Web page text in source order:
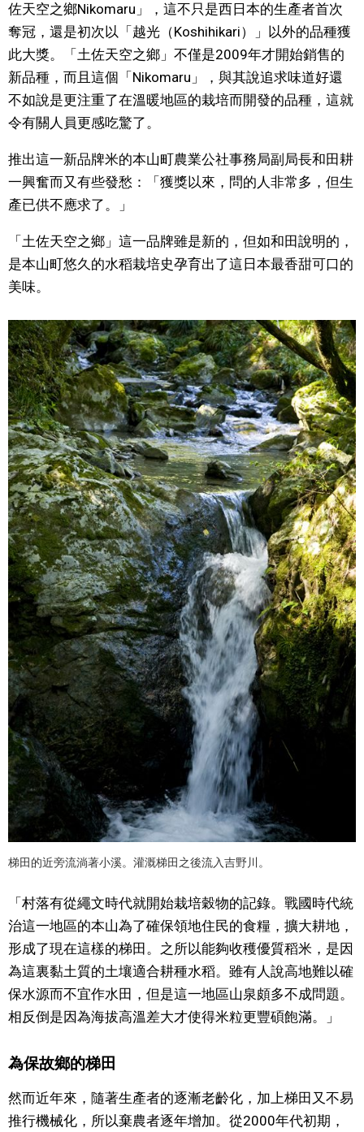
佐天空之鄉Nikomaru」，這不只是西日本的生產者首次
奪冠，還是初次以「越光（Koshihikari）」以外的品種獲
此大獎。「土佐天空之鄉」不僅是2009年才開始銷售的
新品種，而且這個「Nikomaru」，與其說追求味道好還
不如說是更注重了在溫暖地區的栽培而開發的品種，這就
令有關人員更感吃驚了。
推出這一新品牌米的本山町農業公社事務局副局長和田耕
一興奮而又有些發愁：「獲獎以來，問的人非常多，但生
產已供不應求了。」
「土佐天空之鄉」這一品牌雖是新的，但如和田說明的，
是本山町悠久的水稻栽培史孕育出了這日本最香甜可口的
美味。
梯田的近旁流淌著小溪。灌溉梯田之後流入吉野川。
「村落有從繩文時代就開始栽培穀物的記錄。戰國時代統
治這一地區的本山為了確保領地住民的食糧，擴大耕地，
形成了現在這樣的梯田。之所以能夠收穫優質稻米，是因
為這裏黏土質的土壤適合耕種水稻。雖有人說高地難以確
保水源而不宜作水田，但是這一地區山泉頗多不成問題。
相反倒是因為海拔高溫差大才使得米粒更豐碩飽滿。」
為保故鄉的梯田
然而近年來，隨著生產者的逐漸老齡化，加上梯田又不易
推行機械化，所以棄農者逐年增加。從2000年代初期，